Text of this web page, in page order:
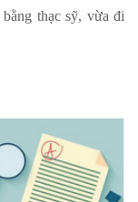
thạc sỹ, vừa đi